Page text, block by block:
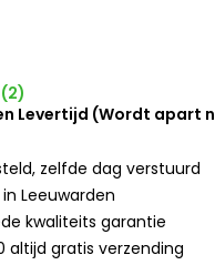
Levertijd (Wordt apart
zelfde dag verstuurd
in Leeuwarden
kwaliteits garantie
altijd gratis verzending